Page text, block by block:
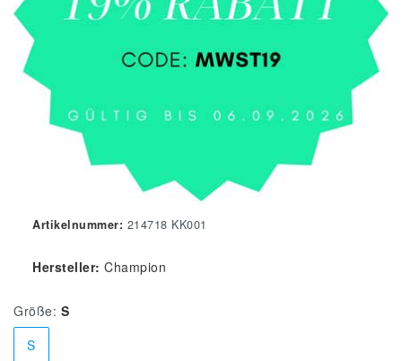
Artikelnummer: 214718 KK001
Hersteller: Champion
Größe: S
S